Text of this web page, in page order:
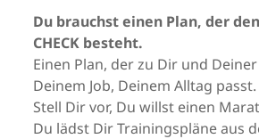
Du brauchst einen Plan, der den
CHECK besteht.
Einen Plan, der zu Dir und
Deinem Job, Deinem Alltag passt.
Stell Dir vor, Du willst einen
Du lädst Dir Trainingspläne aus